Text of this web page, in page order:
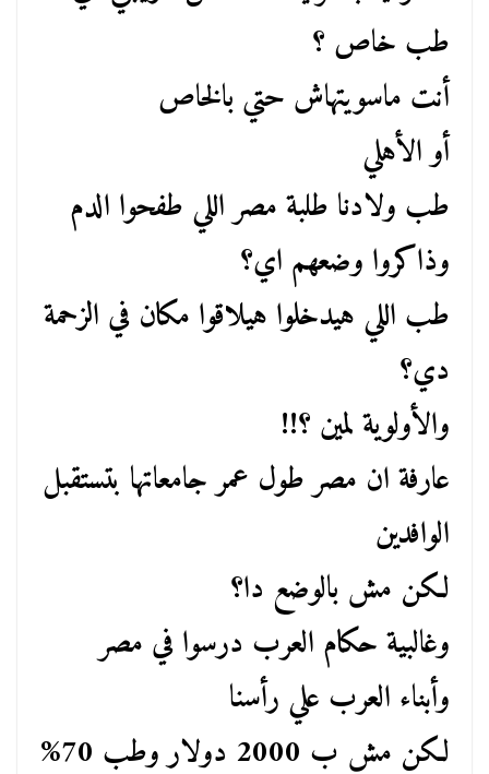
طب خاص ؟
أنت ماسويتهاش حتي بالخاص
أو الأهلي
طب ولادنا طلبة مصر اللي طفحوا الدم
وذاكروا وضعهم اي؟
طب اللي هيدخلوا هيلاقوا مكان في الزحمة
دي؟
والأولوية لمين ؟!!
عارفة ان مصر طول عمر جامعاتها بتستقبل
الوافدين
لكن مش بالوضع دا؟
وغالبية حكام العرب درسوا في مصر
وأبناء العرب علي رأسنا
لكن مش ب 2000 دولار وطب 70%